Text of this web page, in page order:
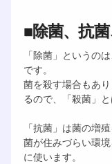
■除菌、抗
「除菌」というの
です。
菌を殺す場合もあ
るので、「殺菌」と
「抗菌」は菌の増
菌が住みづらい環
に使います。